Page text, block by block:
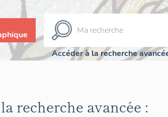
Accéder à la recherche
recherche avancée :